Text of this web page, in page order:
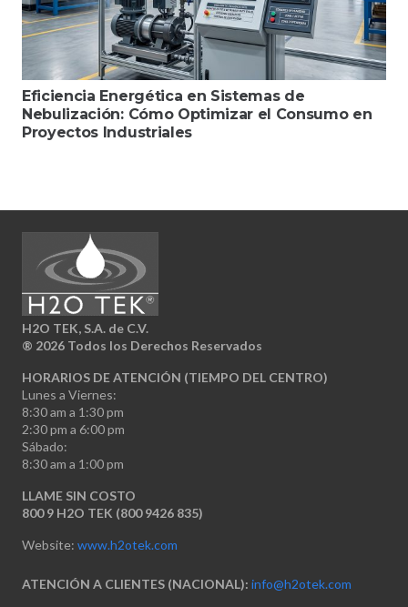
Eficiencia Energética en Sistemas de
Nebulización: Cómo Optimizar el Consumo en
Proyectos Industriales
H2O TEK, S.A. de C.V.
® 2026 Todos los Derechos Reservados
HORARIOS DE ATENCIÓN (TIEMPO DEL CENTRO)
Lunes a Viernes:
8:30 am a 1:30 pm
2:30 pm a 6:00 pm
Sábado:
8:30 am a 1:00 pm
LLAME SIN COSTO
800 9 H2O TEK (800 9426 835)
Website: www.h2otek.com
ATENCIÓN A CLIENTES (NACIONAL): info@h2otek.com